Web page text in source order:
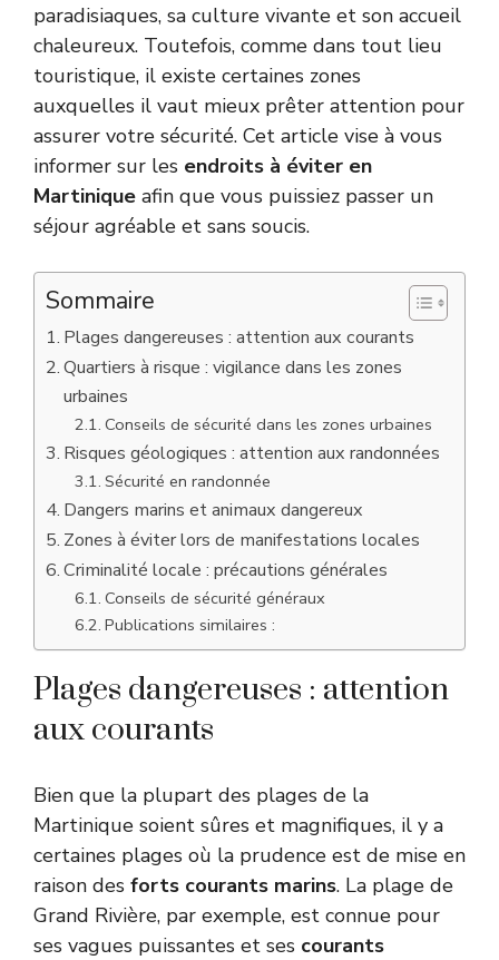
paradisiaques, sa culture vivante et son accueil
chaleureux. Toutefois, comme dans tout lieu
touristique, il existe certaines zones
auxquelles il vaut mieux prêter attention pour
assurer votre sécurité. Cet article vise à vous
informer sur les endroits à éviter en
Martinique afin que vous puissiez passer un
séjour agréable et sans soucis.
Sommaire
Plages dangereuses : attention aux courants
Quartiers à risque : vigilance dans les zones
urbaines
Conseils de sécurité dans les zones urbaines
Risques géologiques : attention aux randonnées
Sécurité en randonnée
Dangers marins et animaux dangereux
Zones à éviter lors de manifestations locales
Criminalité locale : précautions générales
Conseils de sécurité généraux
Publications similaires :
Plages dangereuses : attention
aux courants
Bien que la plupart des plages de la
Martinique soient sûres et magnifiques, il y a
certaines plages où la prudence est de mise en
raison des forts courants marins. La plage de
Grand Rivière, par exemple, est connue pour
ses vagues puissantes et ses courants